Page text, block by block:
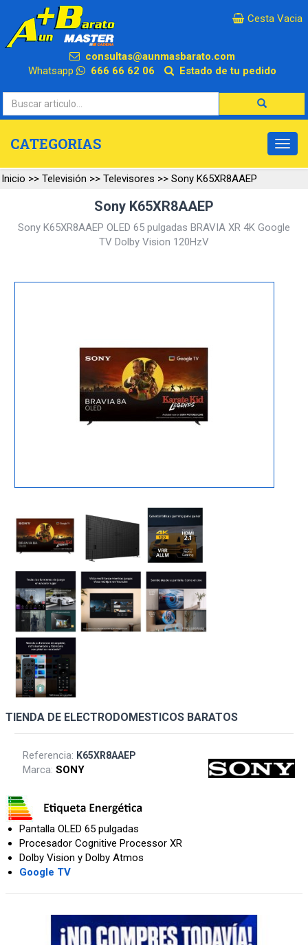
×
Cesta Vacia
consultas@aunmasbarato.com
Whatsapp
666 66 62 06 Estado de tu pedido
CATEGORIAS
Inicio >> Televisión >> Televisores >> Sony K65XR8AAEP
Sony K65XR8AAEP
Sony K65XR8AAEP OLED 65 pulgadas BRAVIA XR 4K Google
TV Dolby Vision 120HzV
TIENDA DE ELECTRODOMESTICOS BARATOS
Referencia: K65XR8AAEP
Marca:SONY
Pantalla OLED 65 pulgadas
Procesador Cognitive Processor XR
Dolby Vision y Dolby Atmos
Google TV